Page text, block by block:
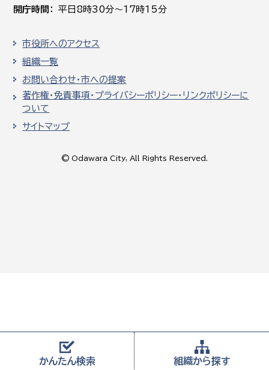
かんたん検索 組織から探す
開庁時間
平日8時30分～17時15分
市役所へのアクセス
組織一覧
お問い合わせ・市への提案
著作権・免責事項・プライバシーポリシー・リンクポリシーに
ついて
サイトマップ
© Odawara City, All Rights Reserved.